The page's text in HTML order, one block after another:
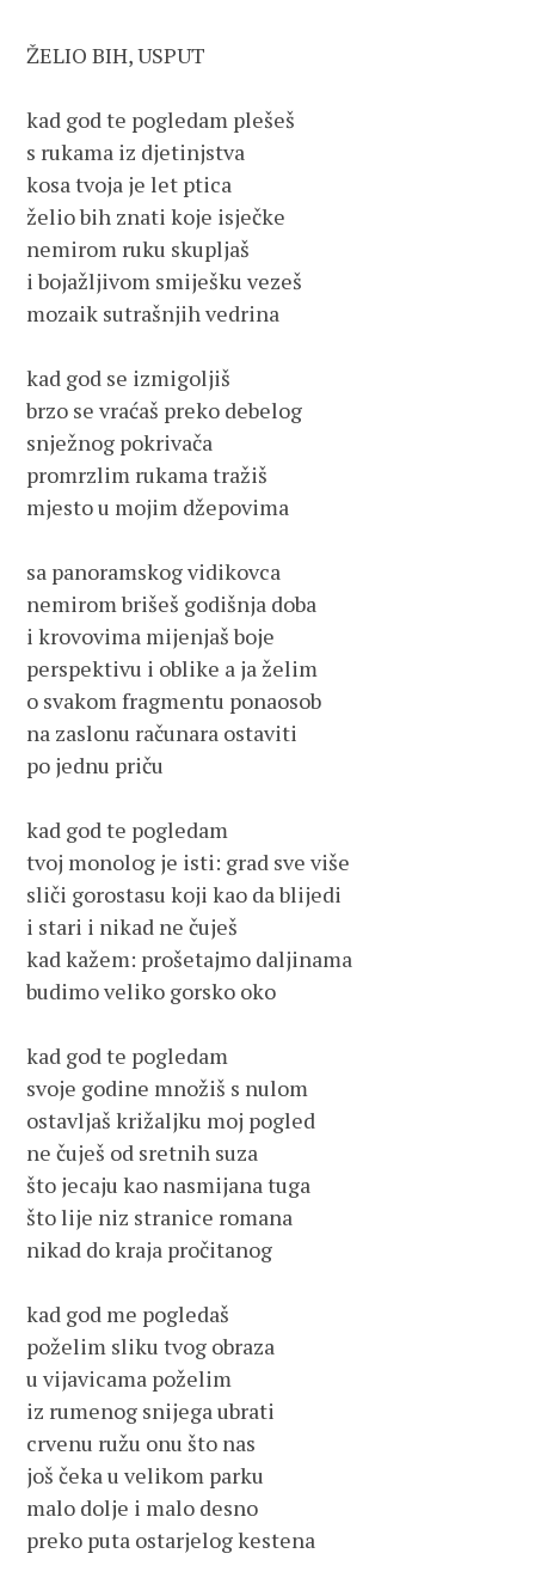
ŽELIO BIH, USPUT
kad god te pogledam plešeš
s rukama iz djetinjstva
kosa tvoja je let ptica
želio bih znati koje isječke
nemirom ruku skupljaš
i bojažljivom smiješku vezeš
mozaik sutrašnjih vedrina
kad god se izmigoljiš
brzo se vraćaš preko debelog
snježnog pokrivača
promrzlim rukama tražiš
mjesto u mojim džepovima
sa panoramskog vidikovca
nemirom brišeš godišnja doba
i krovovima mijenjaš boje
perspektivu i oblike a ja želim
o svakom fragmentu ponaosob
na zaslonu računara ostaviti
po jednu priču
kad god te pogledam
tvoj monolog je isti: grad sve više
sliči gorostasu koji kao da blijedi
i stari i nikad ne čuješ
kad kažem: prošetajmo daljinama
budimo veliko gorsko oko
kad god te pogledam
svoje godine množiš s nulom
ostavljaš križaljku moj pogled
ne čuješ od sretnih suza
što jecaju kao nasmijana tuga
što lije niz stranice romana
nikad do kraja pročitanog
kad god me pogledaš
poželim sliku tvog obraza
u vijavicama poželim
iz rumenog snijega ubrati
crvenu ružu onu što nas
još čeka u velikom parku
malo dolje i malo desno
preko puta ostarjelog kestena